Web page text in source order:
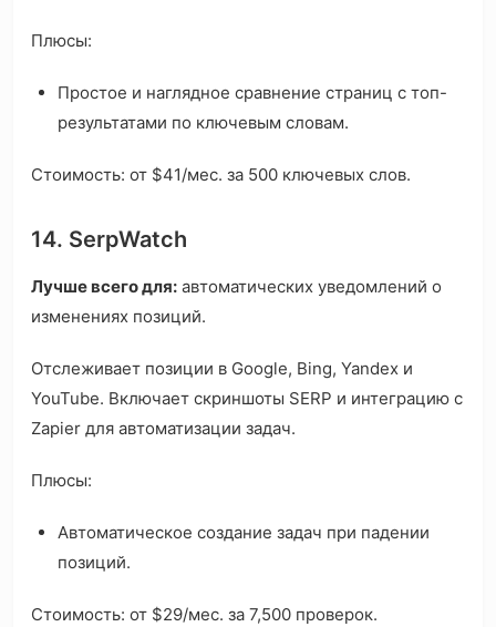
Плюсы:
Простое и наглядное сравнение страниц с топ-
результатами по ключевым словам.
Стоимость: от $41/мес. за 500 ключевых слов.
14. SerpWatch
Лучше всего для: автоматических уведомлений о
изменениях позиций.
Отслеживает позиции в Google, Bing, Yandex и
YouTube. Включает скриншоты SERP и интеграцию с
Zapier для автоматизации задач.
Плюсы:
Автоматическое создание задач при падении
позиций.
Стоимость: от $29/мес. за 7,500 проверок.